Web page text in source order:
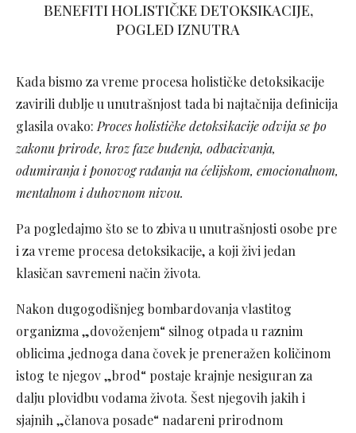
BENEFITI HOLISTIČKE DETOKSIKACIJE,
POGLED IZNUTRA
Kada bismo za vreme procesa holističke detoksikacije
zavirili dublje u unutrašnjost tada bi najtačnija definicija
glasila ovako:Proces holističke detoksikacije odvija se po
zakonu prirode, kroz faze buđenja, odbacivanja,
odumiranja i ponovog rađanja na ćelijskom, emocionalnom,
mentalnom i duhovnom nivou.
Pa pogledajmo što se to zbiva u unutrašnjosti osobe pre
i za vreme procesa detoksikacije, a koji živi jedan
klasičan savremeni način života.
Nakon dugogodišnjeg bombardovanja vlastitog
organizma „dovoženjem“ silnog otpada u raznim
oblicima ,jednoga dana čovek je preneražen količinom
istog te njegov „brod“ postaje krajnje nesiguran za
dalju plovidbu vodama života. Šest njegovih jakih i
sjajnih „članova posade“ nadareni prirodnom